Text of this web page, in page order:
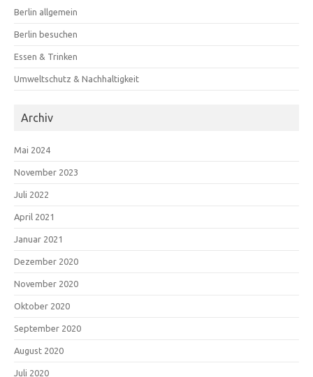
Berlin allgemein
Berlin besuchen
Essen & Trinken
Umweltschutz & Nachhaltigkeit
Archiv
Mai 2024
November 2023
Juli 2022
April 2021
Januar 2021
Dezember 2020
November 2020
Oktober 2020
September 2020
August 2020
Juli 2020